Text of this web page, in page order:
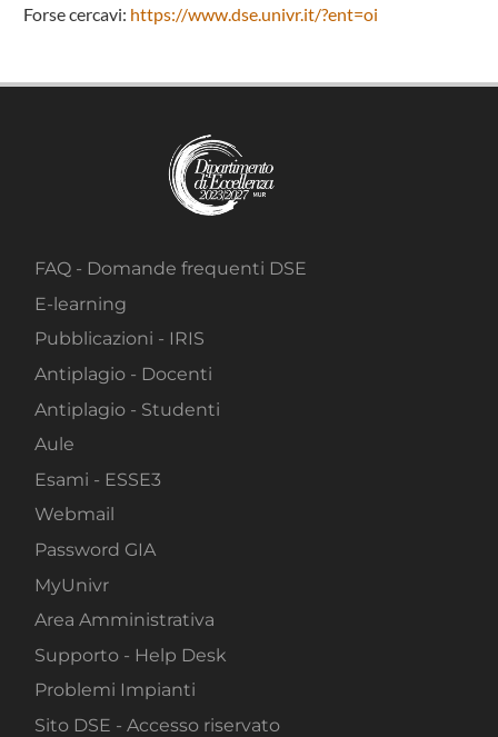
Forse cercavi: https://www.dse.univr.it/?ent=oi
FAQ - Domande frequenti DSE
E-learning
Pubblicazioni - IRIS
Antiplagio - Docenti
Antiplagio - Studenti
Aule
Esami - ESSE3
Webmail
Password GIA
MyUnivr
Area Amministrativa
Supporto - Help Desk
Problemi Impianti
Sito DSE - Accesso riservato